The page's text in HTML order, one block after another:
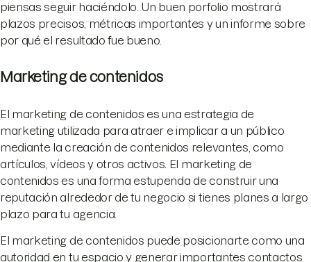
piensas seguir haciéndolo. Un buen porfolio mostrará
plazos precisos, métricas importantes y un informe sobre
por qué el resultado fue bueno.
Marketing de contenidos
El marketing de contenidos es una estrategia de
marketing utilizada para atraer e implicar a un público
mediante la creación de contenidos relevantes, como
artículos, vídeos y otros activos. El marketing de
contenidos es una forma estupenda de construir una
reputación alrededor de tu negocio si tienes planes a largo
plazo para tu agencia.
El marketing de contenidos puede posicionarte como una
autoridad en tu espacio y generar importantes contactos